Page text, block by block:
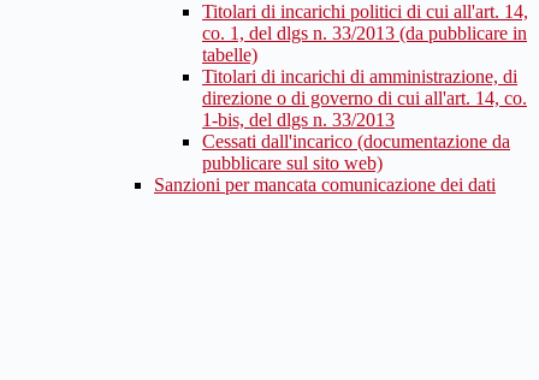
Titolari di incarichi politici di cui all'art. 14,
co. 1, del dlgs n. 33/2013 (da pubblicare in
tabelle)
Titolari di incarichi di amministrazione, di
direzione o di governo di cui all'art. 14, co.
1-bis, del dlgs n. 33/2013
Cessati dall'incarico (documentazione da
pubblicare sul sito web)
Sanzioni per mancata comunicazione dei dati